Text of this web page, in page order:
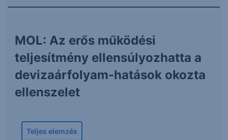
MOL: Az erős működési
teljesítmény ellensúlyozhatta a
devizaárfolyam-hatások okozta
ellenszelet
Teljes elemzés